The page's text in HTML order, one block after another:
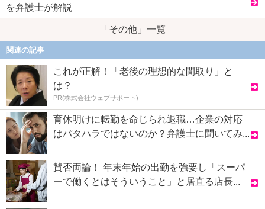
を弁護士が解説
「その他」一覧
関連の記事
これが正解！「老後の理想的な間取り」と
は？
PR(株式会社ウェブサポート)
育休明けに転勤を命じられ退職…企業の対応
はパタハラではないのか？弁護士に聞いてみ...
賛否両論！ 年末年始の出勤を強要し「スーパ
ーで働くとはそういうこと」と居直る店長...